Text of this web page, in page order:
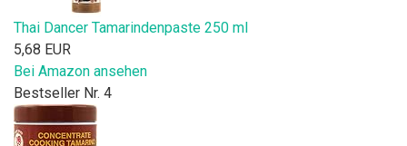
Thai Dancer Tamarindenpaste 250 ml
5,68 EUR
Bei Amazon ansehen
Bestseller Nr. 4